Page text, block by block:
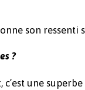
son ressenti
?
une